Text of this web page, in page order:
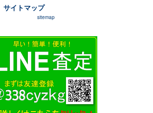
サイトマップ
sitemap